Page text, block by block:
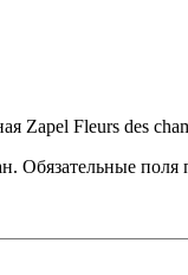
Zapel Fleurs des
Обязательные